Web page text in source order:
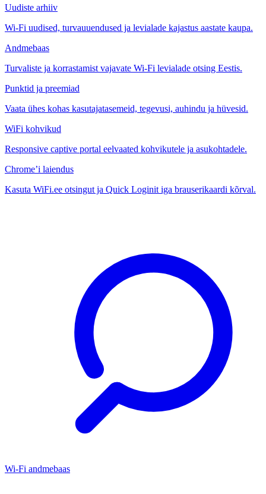
Uudiste arhiiv
Wi-Fi uudised, turvauuendused ja levialade kajastus aastate kaupa.
Andmebaas
Turvaliste ja korrastamist vajavate Wi-Fi levialade otsing Eestis.
Punktid ja preemiad
Vaata ühes kohas kasutajatasemeid, tegevusi, auhindu ja hüvesid.
WiFi kohvikud
Responsive captive portal eelvaated kohvikutele ja asukohtadele.
Chrome’i laiendus
Kasuta WiFi.ee otsingut ja Quick Loginit iga brauserikaardi kõrval.
Wi-Fi andmebaas